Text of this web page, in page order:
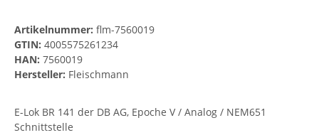
Artikelnummer:flm-7560019
GTIN: 4005575261234
HAN: 7560019
Hersteller: Fleischmann
E-Lok BR 141 der DB AG, Epoche V / Analog / NEM651
Schnittstelle